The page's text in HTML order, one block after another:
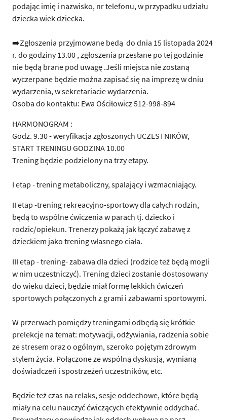
podając imię i nazwisko, nr telefonu, w przypadku udziału
dziecka wiek dziecka.
➡️Zgłoszenia przyjmowane bedą do dnia 15 listopada 2024
r. do godziny 13.00 , zgłoszenia przesłane po tej godzinie
nie będą brane pod uwagę .Jeśli miejsca nie zostaną
wyczerpane będzie można zapisać się na imprezę w dniu
wydarzenia, w sekretariacie wydarzenia.
Osoba do kontaktu: Ewa Ościłowicz 512-998-894
HARMONOGRAM :
Godz. 9.30 - weryfikacja zgłoszonych UCZESTNIKÓW,
START TRENINGU GODZINA 10.00
Trening będzie podzielony na trzy etapy.
I etap - trening metaboliczny, spalający i wzmacniający.
II etap -trening rekreacyjno-sportowy dla całych rodzin,
będą to wspólne ćwiczenia w parach tj. dziecko i
rodzic/opiekun. Trenerzy pokażą jak łączyć zabawę z
dzieckiem jako trening własnego ciała.
III etap - trening- zabawa dla dzieci (rodzice też będą mogli
w nim uczestniczyć). Trening dzieci zostanie dostosowany
do wieku dzieci, będzie miał formę lekkich ćwiczeń
sportowych połączonych z grami i zabawami sportowymi.
W przerwach pomiędzy treningami odbędą się krótkie
prelekcje na temat: motywacji, odżywiania, radzenia sobie
ze stresem oraz o ogólnym, szeroko pojętym zdrowym
stylem życia. Połączone ze wspólną dyskusją, wymianą
doświadczeń i spostrzeżeń uczestników, etc.
Będzie też czas na relaks, sesje oddechowe, które będą
miały na celu nauczyć ćwiczących efektywnie oddychać.